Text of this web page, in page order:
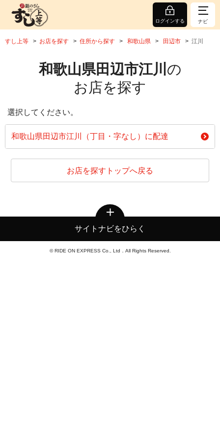
ログインする ナビ
すし上等 お店を探す 住所から探す 和歌山県 田辺市 江川
和歌山県田辺市江川 の
お店を探す
選択してください。
和歌山県田辺市江川（丁目・字なし）に配達
お店を探すトップへ戻る
サイトナビをひらく
© RIDE ON EXPRESS Co., Ltd．All Rights Reserved.